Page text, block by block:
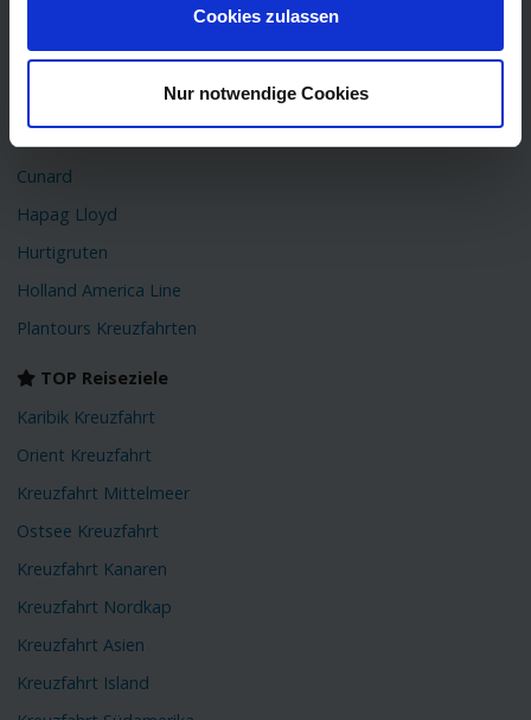
Cookies zulassen
Nur notwendige Cookies
(TUI Cruises)
Phoenix Kreuzfahrten
Costa Kreuzfahrten
Cunard
Hapag Lloyd
Hurtigruten
Holland America Line
Plantours Kreuzfahrten
TOP Reiseziele
Karibik Kreuzfahrt
Orient Kreuzfahrt
Kreuzfahrt Mittelmeer
Ostsee Kreuzfahrt
Kreuzfahrt Kanaren
Kreuzfahrt Nordkap
Kreuzfahrt Asien
Kreuzfahrt Island